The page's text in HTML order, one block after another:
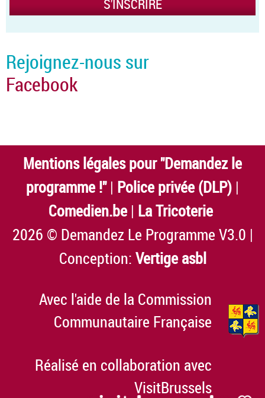
Rejoignez-nous sur
Facebook
Mentions légales pour "Demandez le
programme !"| Police privée (DLP) |
Comedien.be | La Tricoterie
2026 © Demandez Le Programme V3.0 |
Conception: Vertige asbl
Avec l'aide de la Commission
Communautaire Française
Réalisé en collaboration avec
VisitBrussels